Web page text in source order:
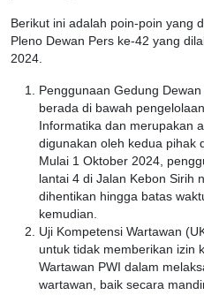
Berikut ini adalah poin-poin yang
Pleno Dewan Pers ke-42 yang
2024.
Penggunaan Gedung
berada di bawah
Informatika dan merupakan
digunakan oleh kedua pihak
Mulai 1 Oktober 2024,
lantai 4 di Jalan Kebon Sirih
dihentikan hingga batas
kemudian.
Uji Kompetensi Wartawan
untuk tidak memberikan izin
Wartawan PWI dalam
wartawan, baik secara